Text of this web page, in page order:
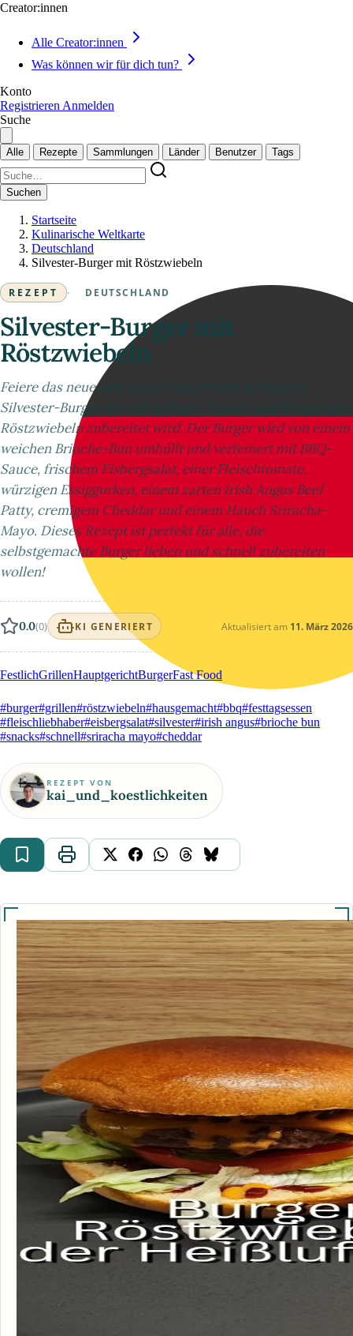
Creator:innen
Alle Creator:innen
Was können wir für dich tun?
Konto
Registrieren Anmelden
Suche
Alle Rezepte Sammlungen Länder Benutzer Tags
Suchen
Startseite
Kulinarische Weltkarte
Deutschland
Silvester-Burger mit Röstzwiebeln
REZEPT · DEUTSCHLAND
Silvester-Burger mit
Röstzwiebeln
Feiere das neue Jahr stilvoll mit diesem köstlichen
Silvester-Burger, der mit saftigen Zutaten und knusprigen
Röstzwiebeln zubereitet wird. Der Burger wird von einem
weichen Brioche-Bun umhüllt und verfeinert mit BBQ-
Sauce, frischem Eisbergsalat, einer Fleischtomate,
würzigen Essiggurken, einem zarten Irish Angus Beef
Patty, cremigem Cheddar und einem Hauch Sriracha-
Mayo. Dieses Rezept ist perfekt für alle, die
selbstgemachte Burger lieben und schnell zubereiten
wollen!
0.0(0) KI GENERIERT Aktualisiert am 11. März 2026
FestlichGrillenHauptgerichtBurgerFast Food
#burger#grillen#röstzwiebeln#hausgemacht#bbq#festtagsessen
#fleischliebhaber#eisbergsalat#silvester#irish angus#brioche bun
#snacks#schnell#sriracha mayo#cheddar
REZEPT VON
kai_und_koestlichkeiten